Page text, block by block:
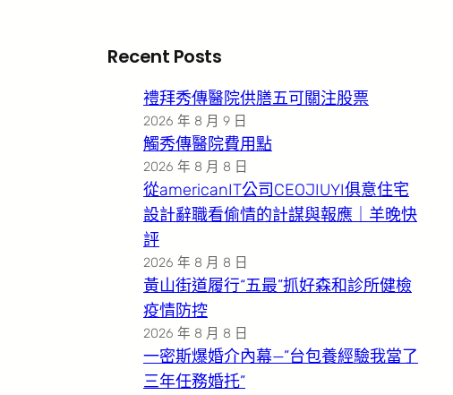
Recent Posts
禮拜秀傳醫院供膳五可關注股票
2026 年 8 月 9 日
觸秀傳醫院費用點
2026 年 8 月 8 日
從americanIT公司CEOJIUYI俱意住宅
設計辭職看偷情的計謀與報應｜羊晚快
評
2026 年 8 月 8 日
黃山街道履行“五最”抓好森和診所健檢
疫情防控
2026 年 8 月 8 日
一密斯爆婚介內幕—”台包養經驗我當了
三年任務婚托”